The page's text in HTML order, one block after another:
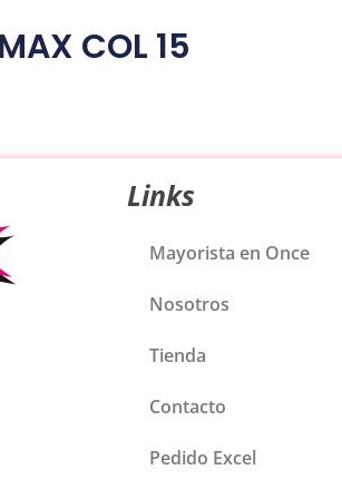
COL 15
Links
Mayorista en Once
Nosotros
Tienda
Contacto
Pedido Excel